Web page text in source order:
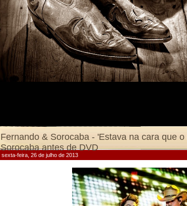
Fernando & Sorocaba - 'Estava na cara que
Sorocaba antes de DVD
sexta-feira, 26 de julho de 2013